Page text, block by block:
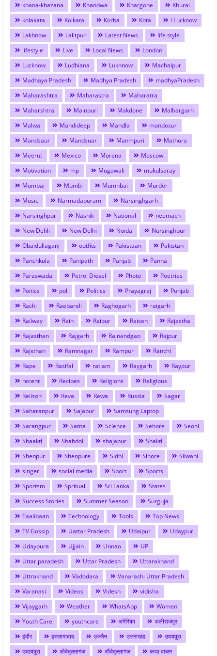
khana-khazana
Khandwa Khargone
Khurai
kolakata
Kolkata Korba Kota
l Lucknow
Lakhnow
Lalitpur Latest News
life style
lifestyle
Live Local News
London
Lucknow
Ludhiana Lukhnow
Machalpur
Madhaya Pradesh
Madhya Pradesh
madhyaPradesh
Maharashtra
Maharastra
Maharatra
Maharshtra
Mainpuri Makdone
Malhargarh
Malwa
Mandideep Mandla
mandosur
Mandsaur
Mandsuar Manmpuri
Mathura
Meerut
Mexico Morena
Moscow
Motivation
mp Mugawali
mukulsaray
Mumbai
Mumbi Mumnbai
Murder
Music
Narmadapuram
Narsinghgarh
Narsinghpur
Nashik National
neemach
New Dehli
New Delhi Noida
Nursinghpur
Obaidullaganj
outfits Pakistaan
Pakistan
Panchkula
Panipath Panjab
Panna
Paraswada
Petrol Diesel Photo
Poetries
Poitics
pol Politics Prayagraj
Punjab
Rachi
Raebareli Raghogarh
raigarh
Railway
Rain Raipur Raisen
Rajastha
Rajasthan
Rajgarh Rajnandgao
Rajpur
Rajsthan
Ramnagar Rampur
Ranchi
Rape
Rasifal ratlam Raygarh
Raypur
recent
Recipes Religions
Religious
Relison
Reva Rewa Russia
Sagar
Saharanpur
Sajapur
Samsung Laptop
Sarangpur
Satna Science Sehore
Seoni
Shaakti
Shahdol shajapur
Shakti
Sheopur
Sheopure Sidhi Sihore
Silwani
singer
social media Sport
Sports
Sportsm
Spritual Sri Lanka
States
Success Stories
Summer Season
Surguja
Taalibaan
Technology Tools
Top News
TV Gossip
Uattar Pradesh Udaipur
Udaypur
Udaypura
Ujjain Unnao
UP
Uttar paradesh
Uttar Pradesh
Uttarakhand
Uttrakhand
Vadodara
Vanarashi Uttar Pradesh
Varanasi
Videos Videsh
vidisha
Vijaygarh
Weather WhatsApp
Women
Youth Care
youthcare अमेरिका
अलीराजपुर
इंदौर
इस्लामाबाद उज्जैन उत्तराखंड
उदयपुरा
उदायपुरा
ओबेदुल्लागंज औबेदुल्लागंज
कथा वाचन